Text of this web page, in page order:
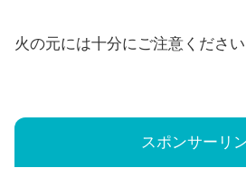
火の元には十分にご注意ください
スポンサーリ